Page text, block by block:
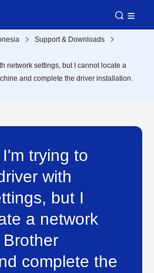
Support & Downloads
network settings, but I cannot locate a
and complete the driver installation.
I'm trying to
with
but I
a network
complete the